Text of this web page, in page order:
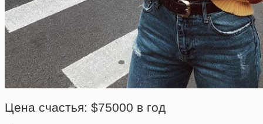
Цена счастья: $75000 в год